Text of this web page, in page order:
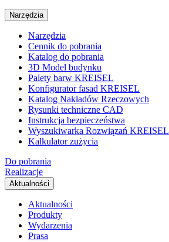
Narzędzia
Narzędzia
Cennik do pobrania
Katalog do pobrania
3D Model budynku
Palety barw KREISEL
Konfigurator fasad KREISEL
Katalog Nakładów Rzeczowych
Rysunki techniczne CAD
Instrukcja bezpieczeństwa
Wyszukiwarka Rozwiązań KREISEL
Kalkulator zużycia
Do pobrania
Realizacje
Aktualności
Aktualności
Produkty
Wydarzenia
Prasa